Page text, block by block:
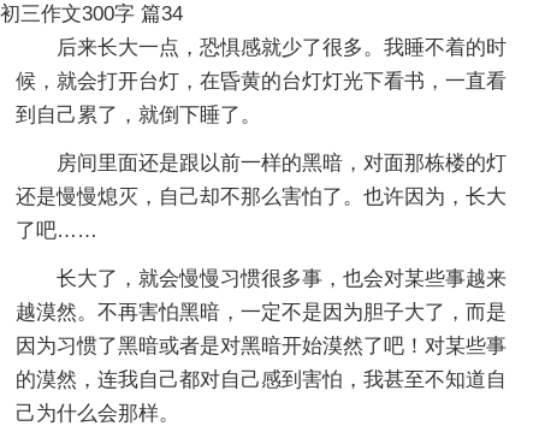
初三作文300字 篇34
后来长大一点，恐惧感就少了很多。我睡不着的时
候，就会打开台灯，在昏黄的台灯灯光下看书，一直看
到自己累了，就倒下睡了。
房间里面还是跟以前一样的黑暗，对面那栋楼的灯
还是慢慢熄灭，自己却不那么害怕了。也许因为，长大
了吧……
长大了，就会慢慢习惯很多事，也会对某些事越来
越漠然。不再害怕黑暗，一定不是因为胆子大了，而是
因为习惯了黑暗或者是对黑暗开始漠然了吧！对某些事
的漠然，连我自己都对自己感到害怕，我甚至不知道自
己为什么会那样。